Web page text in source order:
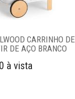
CARRINHO DE
DE AÇO BRANCO
à vista